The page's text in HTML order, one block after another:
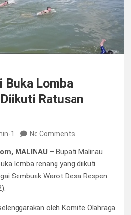
Buka Lomba
Ratusan
1 No Comments
MALINAU – Bupati Malinau
lomba renang yang diikuti
Sembuak Warot Desa Respen
oleh Komite Olahraga